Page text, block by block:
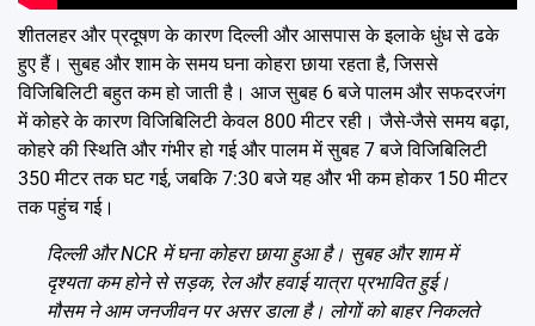
शीतलहर और प्रदूषण के कारण दिल्ली और आसपास के इलाके धुंध से ढके
हुए हैं। सुबह और शाम के समय घना कोहरा छाया रहता है, जिससे
विजिबिलिटी बहुत कम हो जाती है। आज सुबह 6 बजे पालम और सफदरजंग
में कोहरे के कारण विजिबिलिटी केवल 800 मीटर रही। जैसे-जैसे समय बढ़ा,
कोहरे की स्थिति और गंभीर हो गई और पालम में सुबह 7 बजे विजिबिलिटी
350 मीटर तक घट गई, जबकि 7:30 बजे यह और भी कम होकर 150 मीटर
तक पहुंच गई।
दिल्ली और NCR में घना कोहरा छाया हुआ है। सुबह और शाम में
दृश्यता कम होने से सड़क, रेल और हवाई यात्रा प्रभावित हुई।
मौसम ने आम जनजीवन पर असर डाला है। लोगों को बाहर निकलते